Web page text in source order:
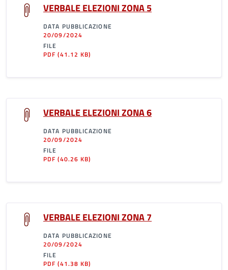
VERBALE ELEZIONI ZONA 5
DATA PUBBLICAZIONE
20/09/2024
FILE
PDF(41.12 KB)
VERBALE ELEZIONI ZONA 6
DATA PUBBLICAZIONE
20/09/2024
FILE
PDF(40.26 KB)
VERBALE ELEZIONI ZONA 7
DATA PUBBLICAZIONE
20/09/2024
FILE
PDF(41.38 KB)